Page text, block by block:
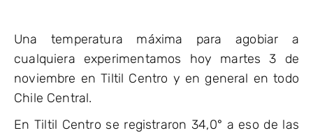
Una temperatura máxima para agobiar a
cualquiera experimentamos hoy martes 3 de
noviembre en Tiltil Centro y en general en todo
Chile Central.
En Tiltil Centro se registraron 34,0° a eso de las